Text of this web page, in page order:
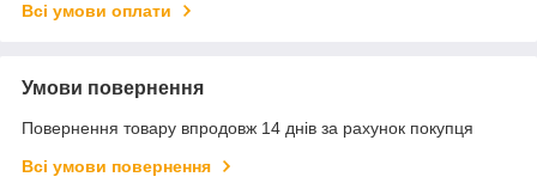
Всі умови оплати
Умови повернення
Повернення товару впродовж 14 днів за рахунок покупця
Всі умови повернення